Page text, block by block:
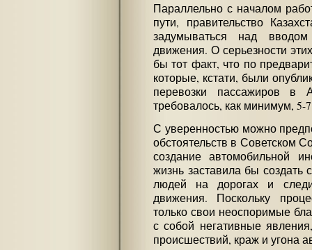
Параллельно с началом
пути, правительство
задумываться над
движения. О серьезности
бы тот факт, что по
которые, кстати, были
перевозки пассажиров в
требовалось, как минимум,
С уверенностью можно
обстоятельств в Советском
создание автомобильной
жизнь заставила бы создать
людей на дорогах и
движения. Поскольку
только свои неоспоримые
с собой негативные
происшествий, краж и угона